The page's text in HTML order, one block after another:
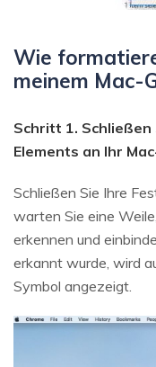
Wie
meinem Mac-
Schritt 1.
Elements an Ihr
Schließen Sie Ihre
warten Sie eine
erkennen und
erkannt wurde, wird
Symbol angezeigt.